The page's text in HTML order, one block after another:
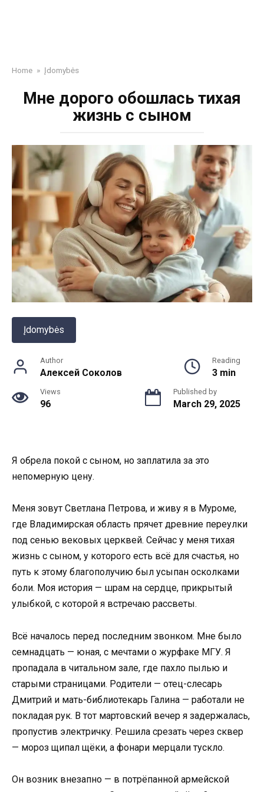
Home » Įdomybės
Мне дорого обошлась тихая
жизнь с сыном
Įdomybės
Author
Алексей Соколов
Reading
3 min
Views
96
Published by
March 29, 2025
Я обрела покой с сыном, но заплатила за это
непомерную цену.
Меня зовут Светлана Петрова, и живу я в Муроме,
где Владимирская область прячет древние переулки
под сенью вековых церквей. Сейчас у меня тихая
жизнь с сыном, у которого есть всё для счастья, но
путь к этому благополучию был усыпан осколками
боли. Моя история — шрам на сердце, прикрытый
улыбкой, с которой я встречаю рассветы.
Всё началось перед последним звонком. Мне было
семнадцать — юная, с мечтами о журфаке МГУ. Я
пропадала в читальном зале, где пахло пылью и
старыми страницами. Родители — отец-слесарь
Дмитрий и мать-библиотекарь Галина — работали не
покладая рук. В тот мартовский вечер я задержалась,
пропустив электричку. Решила срезать через сквер
— мороз щипал щёки, а фонари мерцали тускло.
Он возник внезапно — в потрёпанной армейской